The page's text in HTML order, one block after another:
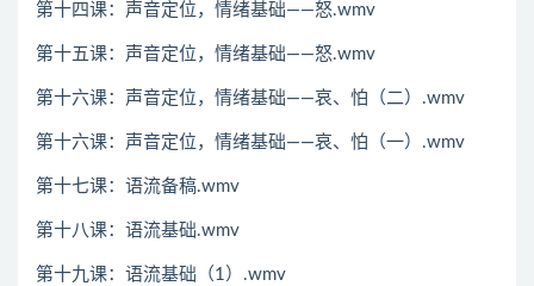
第十四课：声音定位，情绪基础——怒.wmv
第十五课：声音定位，情绪基础——怒.wmv
第十六课：声音定位，情绪基础——哀、怕（二）.wmv
第十六课：声音定位，情绪基础——哀、怕（一）.wmv
第十七课：语流备稿.wmv
第十八课：语流基础.wmv
第十九课：语流基础（1）.wmv